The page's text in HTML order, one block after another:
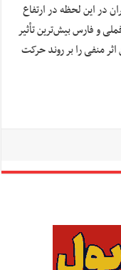
در این لحظه در ارتفاع
فملی و فارس بیش‌ترین تأثیر
منفی را بر روند حرکت